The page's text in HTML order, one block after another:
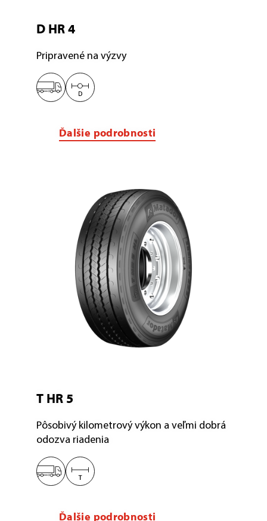
D HR 4
Pripravené na výzvy
Ďalšie podrobnosti
T HR 5
Pôsobivý kilometrový výkon a veľmi dobrá
odozva riadenia
Ďalšie podrobnosti